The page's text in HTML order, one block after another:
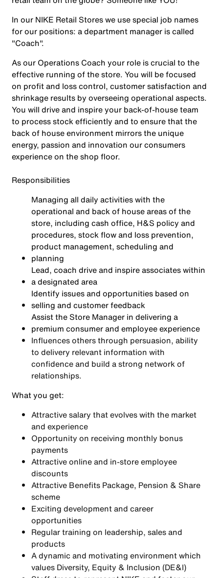
In our NIKE Retail Stores we use special job names
for our positions: a department manager is called
"Coach".
As our Operations Coach your role is crucial to the
effective running of the store. You will be focused
on profit and loss control, customer satisfaction and
shrinkage results by overseeing operational aspects.
You will drive and inspire your back-of-house team
to process stock efficiently and to ensure that the
back of house environment mirrors the unique
energy, passion and innovation our consumers
experience on the shop floor.
Responsibilities
Managing all daily activities with the
operational and back of house areas of the
store, including cash office, H&S policy and
procedures, stock flow and loss prevention,
product management, scheduling and
planning
Lead, coach drive and inspire associates within
a designated area
Identify issues and opportunities based on
selling and customer feedback
Assist the Store Manager in delivering a
premium consumer and employee experience
Influences others through persuasion, ability
to delivery relevant information with
confidence and build a strong network of
relationships.
What you get:
Attractive salary that evolves with the market
and experience
Opportunity on receiving monthly bonus
payments
Attractive online and in-store employee
discounts
Attractive Benefits Package, Pension & Share
scheme
Exciting development and career
opportunities
Regular training on leadership, sales and
products
A dynamic and motivating environment which
values Diversity, Equity & Inclusion (DE&I)